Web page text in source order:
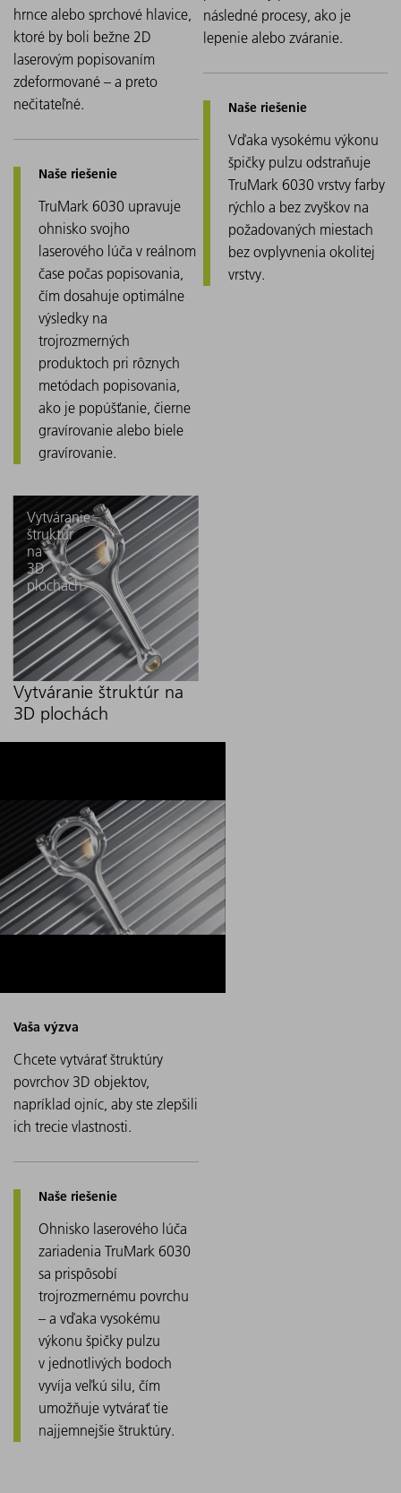
hrnce alebo sprchové hlavice,
ktoré by boli bežne 2D
laserovým popisovaním
zdeformované – a preto
nečitateľné.
TruMark 6030 upravuje
ohnisko svojho
laserového lúča v reálnom
čase počas popisovania,
čím dosahuje optimálne
výsledky na
trojrozmerných
produktoch pri rôznych
metódach popisovania,
ako je popúšťanie, čierne
gravírovanie alebo biele
gravírovanie.
následné procesy, ako je
lepenie alebo zváranie.
Vďaka vysokému výkonu
špičky pulzu odstraňuje
TruMark 6030 vrstvy farby
rýchlo a bez zvyškov na
požadovaných miestach
bez ovplyvnenia okolitej
vrstvy.
Vytváranie
štruktúr
na
3D
plochách
Vytváranie štruktúr na
3D plochách
Chcete vytvárať štruktúry
povrchov 3D objektov,
napríklad ojníc, aby ste zlepšili
ich trecie vlastnosti.
Ohnisko laserového lúča
zariadenia TruMark 6030
sa prispôsobí
trojrozmernému povrchu
– a vďaka vysokému
výkonu špičky pulzu
v jednotlivých bodoch
vyvíja veľkú silu, čím
umožňuje vytvárať tie
najjemnejšie štruktúry.